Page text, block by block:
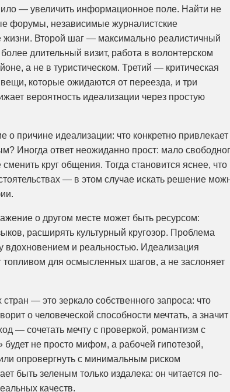
— увеличить информационное поле. Найти не
форумы, независимые журналистские
жизни. Второй шаг — максимально реалистичный
длительный визит, работа в волонтерском
а не в туристическом. Третий — критическая
которые ожидаются от переезда, и три
вероятность идеализации через простую
идеализации: что конкретно привлекает
Иногда ответ неожиданно прост: мало
круг общения. Тогда становится яснее, что
— в этом случае искать решение
о другом месте может быть ресурсом:
расширять культурный кругозор. Проблема
вдохновением и реальностью. Идеализация
топливом для осмысленных шагов, а не заслоняет
— это зеркало собственного запроса: что
о человеческой способности мечтать, а
— сочетать мечту с проверкой, романтизм с
не просто мифом, а рабочей гипотезой,
опровергнуть с минимальным риском
быть зеленым только издалека: он читается по-
качеств.